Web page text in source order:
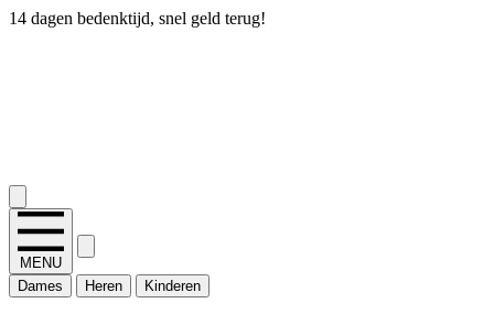
14 dagen bedenktijd, snel geld terug!
MENU
Dames
Heren Kinderen